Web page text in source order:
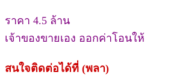
ราคา 4.5 ล้าน
เจ้าของขายเอง ออกค่าโอนให้
สนใจติดต่อได้ที่ (พลา)